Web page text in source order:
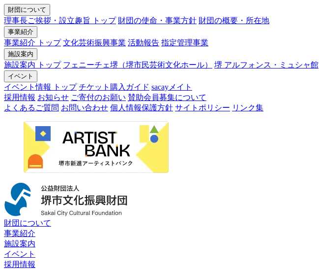
財団について
理事長ご挨拶・設立趣旨 トップ 財団の使命・事業方針 財団の概要・所在地
事業紹介
事業紹介 トップ 文化芸術振興事業 活動報告 指定管理事業
施設案内
施設案内 トップ フェニーチェ堺（堺市民芸術文化ホール） 堺 アルフォンス・ミュシャ館
イベント
イベント情報 トップ チケット購入ガイド sacayメイト
採用情報 お知らせ ご寄付のお願い 賛助会員募集について
よくあるご質問 お問い合わせ 個人情報保護方針 サイトポリシー リンク集
財団について
事業紹介
施設案内
イベント
採用情報